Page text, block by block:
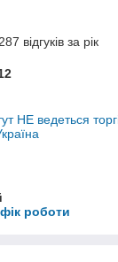
відгуків за рік
НЕ ведеться
роботи